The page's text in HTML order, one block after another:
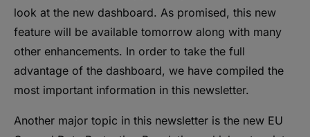
look at the new dashboard. As promised, this new
feature will be available tomorrow along with many
other enhancements. In order to take the full
advantage of the dashboard, we have compiled the
most important information in this newsletter.
Another major topic in this newsletter is the new EU